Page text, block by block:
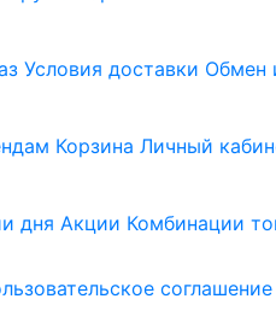
Условия доставки Обмен
Корзина Личный
дня Акции Комбинации
соглашение